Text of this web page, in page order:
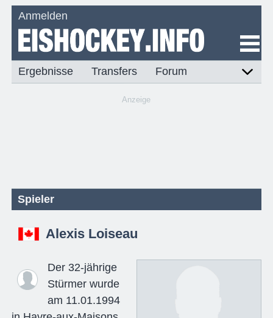
Anmelden
Ergebnisse Transfers Forum
Anzeige
Spieler
Alexis Loiseau
Der 32-jährige
Stürmer wurde
am 11.01.1994